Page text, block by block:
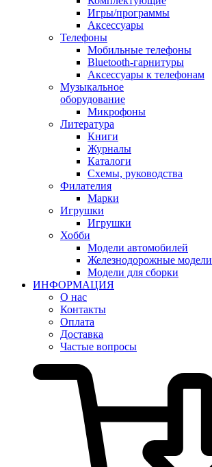
Игры/программы
Аксессуары
Телефоны
Мобильные телефоны
Bluetooth-гарнитуры
Аксессуары к телефонам
Музыкальное
оборудование
Микрофоны
Литература
Книги
Журналы
Каталоги
Схемы, руководства
Филателия
Марки
Игрушки
Игрушки
Хобби
Модели автомобилей
Железнодорожные модели
Модели для сборки
ИНФОРМАЦИЯ
О нас
Контакты
Оплата
Доставка
Частые вопросы